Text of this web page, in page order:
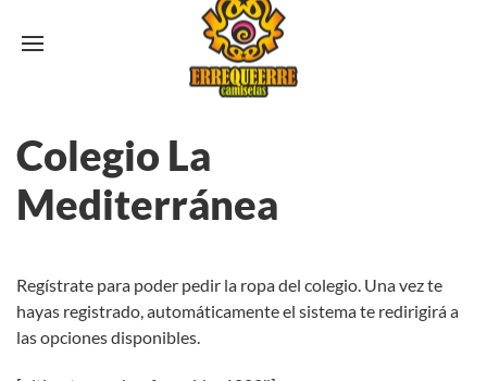
Colegio La
Mediterránea
Regístrate para poder pedir la ropa del colegio. Una vez te
hayas registrado, automáticamente el sistema te redirigirá a
las opciones disponibles.